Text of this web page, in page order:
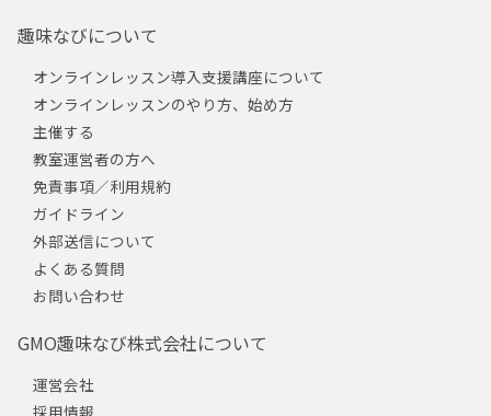
趣味なびについて
オンラインレッスン導入支援講座について
オンラインレッスンのやり方、始め方
主催する
教室運営者の方へ
免責事項／利用規約
ガイドライン
外部送信について
よくある質問
お問い合わせ
GMO趣味なび株式会社について
運営会社
採用情報